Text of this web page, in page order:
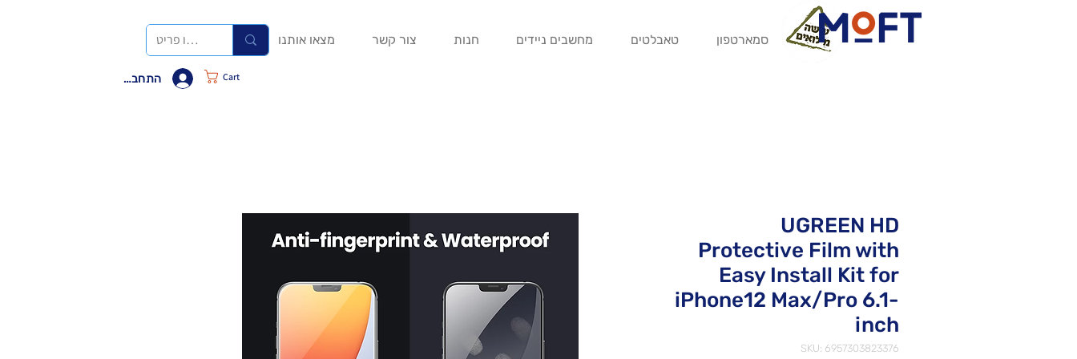
התחבר Cart
סמארטפון טאבלטים מחשבים ניידים חנות צור קשר מצאו אותנו
UGREEN HD
Protective Film with
Easy Install Kit for
iPhone12 Max/Pro 6.1-
inch
SKU: 6957303823376